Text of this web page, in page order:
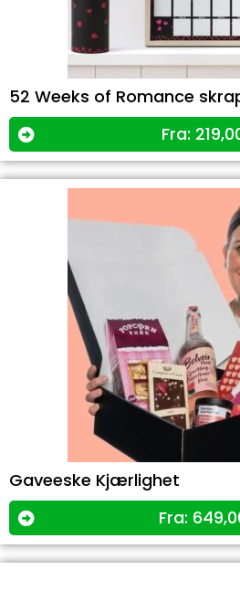
52 Weeks of Romance
Fra:
Gaveeske Kjærlighet
Fra: